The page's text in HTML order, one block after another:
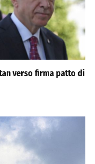
verso firma patto di